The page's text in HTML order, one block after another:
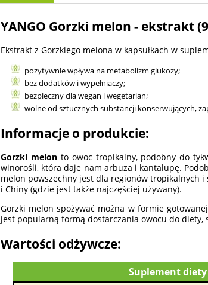
Cena nie
płatności
YANGO Gorzki melon - ekstrakt
Ekstrakt z Gorzkiego melona w kapsułkach w
pozytywnie wpływa na metabolizm glukozy;
bez dodatków i wypełniaczy;
bezpieczny dla wegan i wegetarian;
wolne od sztucznych substancji konserwujących,
Informacje o produkcie:
Gorzki melonto owoc tropikalny, podobny do
winorośli, która daje nam arbuza i kantalupę.
melon powszechny jest dla regionów tropikalnych i
i Chiny (gdzie jest także najczęściej używany).
Gorzki melon spożywać można w formie
jest popularną formą dostarczania owocu do diety,
Wartości odżywcze:
Suplement